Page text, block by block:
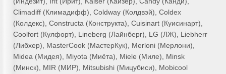
Climadiff (Климадифф), Coldway (Колдвэй), Coldex
(Колдекс), Constructa (Конструкта), Cuisinart (Куисинарт),
Coolfort (Кулфорт), Lineberg (Лайнберг), LG (ЛЖ), Liebherr
(Либхер), MasterCook (МастерКук), Merloni (Мерлони),
Midea (Мидея), Miyota (Миёта), Miele (Миле), Minsk
(Минск), MIR (МИР), Mitsubishi (Мицубиси), Mobicool